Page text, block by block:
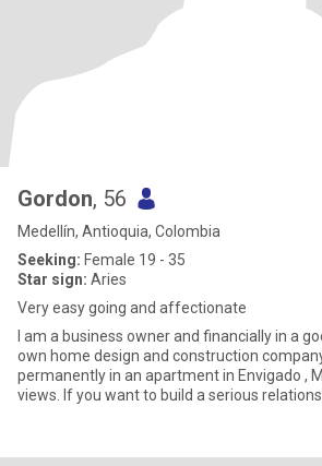
Gordon, 56
Medellín, Antioquia, Colombia
Seeking: Female 19 - 35
Star sign: Aries
Very easy going and affectionate
I am a business owner and financially in a
own home design and construction
permanently in an apartment in Envigado ,
views. If you want to build a serious